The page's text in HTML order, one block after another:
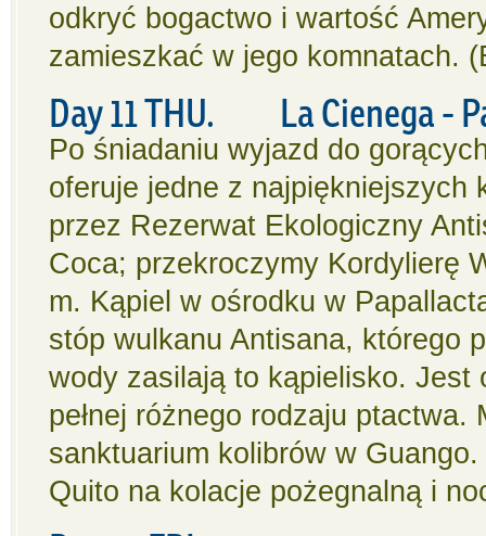
odkryć bogactwo i wartość
zamieszkać w jego komnatach.
Day 11 THU. La Cienega -
Po śniadaniu wyjazd do
oferuje jedne z najpiękniejszych
przez Rezerwat Ekologiczny
Coca; przekroczymy Kordylierę
m. Kąpiel w ośrodku w
stóp wulkanu Antisana, którego
wody zasilają to kąpielisko. Jest
pełnej różnego rodzaju
sanktuarium kolibrów w
Quito na kolacje